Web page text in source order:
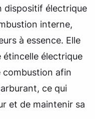
dispositif électrique
interne,
à essence. Elle
étincelle électrique
combustion afin
ce qui
et de maintenir sa